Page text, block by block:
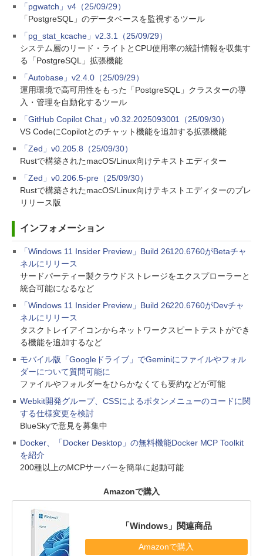
「pgwatch」v4（25/09/29）
「PostgreSQL」のデータベースを監視するツール
「pg_stat_kcache」v2.3.1（25/09/29）
システム層のリード・ライトとCPU使用率の統計情報を収集す
る「PostgreSQL」拡張機能
「Autobase」v2.4.0（25/09/29）
運用環境で高可用性をもった「PostgreSQL」クラスターの導
入・管理を自動化するツール
「GitHub Copilot Chat」v0.32.2025093001（25/09/30）
VS CodeにCopilotとのチャット機能を追加する拡張機能
「Zed」v0.205.8（25/09/30）
Rustで構築されたmacOS/Linux向けテキストエディター
「Zed」v0.206.5-pre（25/09/30）
Rustで構築されたmacOS/Linux向けテキストエディターのプレ
リリース版
インフォメーション
「Windows 11 Insider Preview」Build 26120.6760がBetaチャ
ネルにリリース
サードパーティー製クラウドストレージをエクスプローラーと
統合可能になるなど
「Windows 11 Insider Preview」Build 26220.6760がDevチャ
ネルにリリース
タスクトレイアイコンからネットワークスピートテストができ
る機能を追加するなど
モバイル版「Googleドライブ」でGeminiにファイルやフォル
ダーについて質問可能に
ファイルやフォルダーをひらかなくても要約などが可能
Webkit開発グループ、CSSによるボタンメニューのコードに関
する仕様変更を検討
BlueSkyで意見を募集中
Docker、「Docker Desktop」の無料機能Docker MCP Toolkit
を紹介
200種以上のMCPサーバーを簡単に起動可能
Amazonで購入
「Windows」関連商品
Amazonで購入